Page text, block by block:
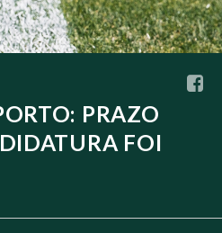
PRAZO
FOI